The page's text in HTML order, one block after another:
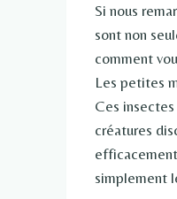
Si nous
sont non
comment
Les petites
Ces
créatures
simplement